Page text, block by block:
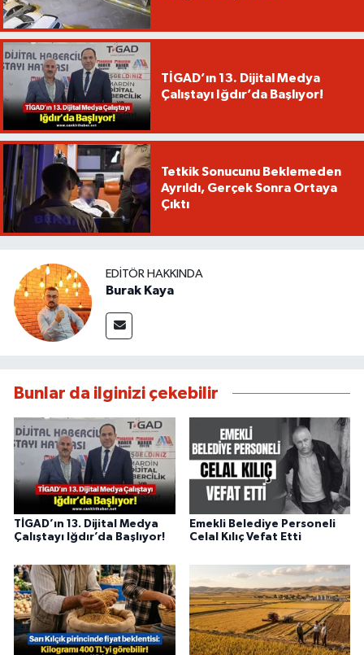
TİGAD’ın 13. Dijital Medya
Çalıştayı Iğdır’da Başlıyor!
Tetkik Sonucunu Beklemeden
Ayrıldı, Gerçek Sonra Ortaya
Çıktı
EDITÖR HAKKINDA
Burak Kaya
Bunlar da ilginizi çekebilir
TİGAD’ın 13. Dijital Medya
Çalıştayı Iğdır’da Başlıyor!
Emekli Belediye Personeli
Celal Kılıç Vefat Etti